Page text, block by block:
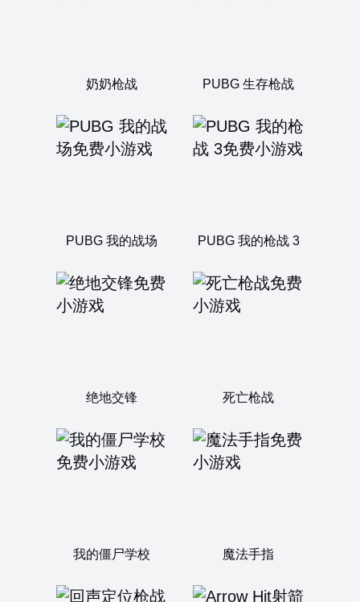
奶奶枪战 PUBG 生存枪战
PUBG 我的战场 PUBG 我的枪战 3
绝地交锋 死亡枪战
我的僵尸学校 魔法手指